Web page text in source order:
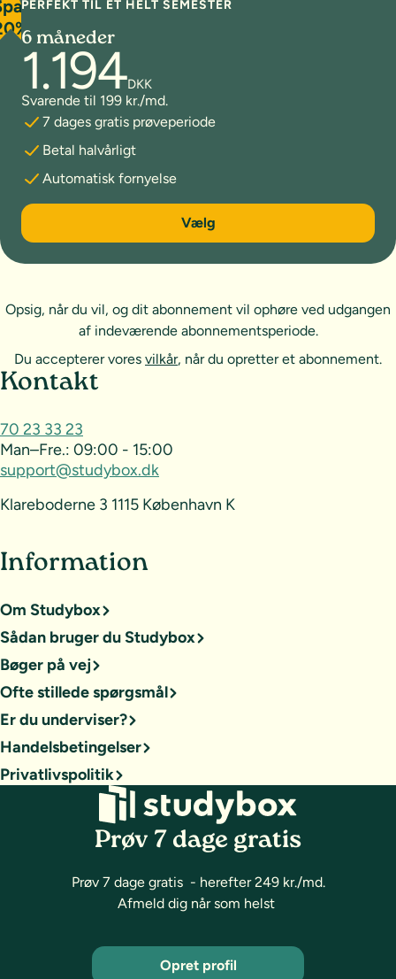
PERFEKT TIL ET HELT SEMESTER
6 måneder
1.194DKK
Svarende til 199 kr./md.
7 dages gratis prøveperiode
Betal halvårligt
Automatisk fornyelse
6 måneder
Vælg
Opsig, når du vil, og dit abonnement vil ophøre ved udgangen
af indeværende abonnementsperiode.
Du accepterer vores vilkår, når du opretter et abonnement.
Sideoversigt og kontakt
Kontakt
70 23 33 23
Man–Fre.: 09:00 - 15:00
support@studybox.dk
Klareboderne 3 1115 København K
Information
Om Studybox
Sådan bruger du Studybox
Bøger på vej
Ofte stillede spørgsmål
Er du underviser?
Handelsbetingelser
Privatlivspolitik
Prøv 7 dage gratis
Prøv 7 dage gratis - herefter 249 kr./md.
Afmeld dig når som helst
Opret profil